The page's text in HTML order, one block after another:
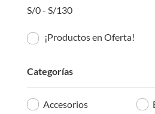
S/0- S/130
¡Productos en Oferta!
Categorías
Accesorios